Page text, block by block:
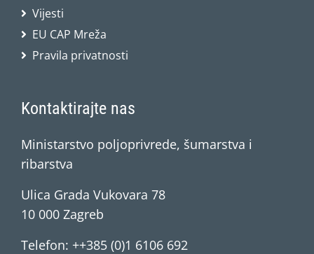
Vijesti
EU CAP Mreža
Pravila privatnosti
Kontaktirajte nas
Ministarstvo poljoprivrede, šumarstva i
ribarstva
Ulica Grada Vukovara 78
10 000 Zagreb
Telefon: ++385 (0)1 6106 692